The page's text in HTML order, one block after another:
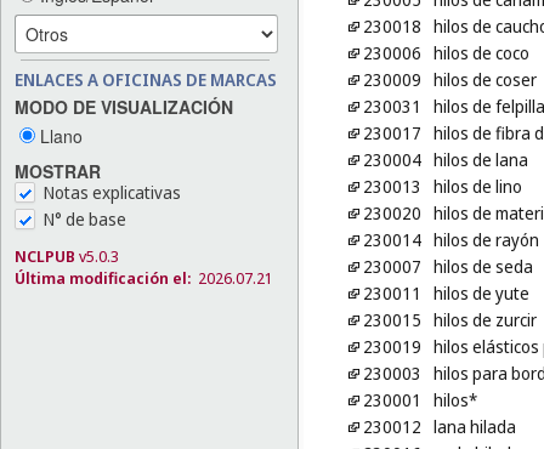
ENLACES A OFICINAS DE MARCAS
MODO DE VISUALIZACIÓN
Llano
MOSTRAR
Notas explicativas
N° de base
NCLPUB v5.0.3
Última modificación el: 2026.07.21
230018 hilos de
230006 hilos de coco
230009 hilos de coser
230031
hilos de felpilla
230017 hilos de fibra
230004 hilos de lana
230013
hilos de lino
230020 hilos de
230014 hilos de rayón
230007 hilos de seda
230011
hilos de yute
230015 hilos de zurcir
230019 hilos
230003
hilos para
230001
hilos*
230012 lana hilada